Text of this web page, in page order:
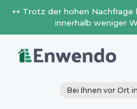
++ Trotz der hohen
innerhalb weniger
Bei Ihnen vor Ort